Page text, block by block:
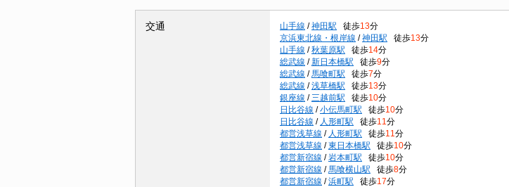
交通 山手線 / 神田駅 徒歩13分
京浜東北線・根岸線 / 神田駅 徒歩13分
山手線 / 秋葉原駅 徒歩14分
総武線 / 新日本橋駅 徒歩9分
総武線 / 馬喰町駅 徒歩7分
総武線 / 浅草橋駅 徒歩13分
銀座線 / 三越前駅 徒歩10分
日比谷線 / 小伝馬町駅 徒歩10分
日比谷線 / 人形町駅 徒歩11 分
都営浅草線 / 人形町駅 徒歩11 分
都営浅草線 / 東日本橋駅 徒歩10分
都営新宿線 / 岩本町駅 徒歩10分
都営新宿線 / 馬喰横山駅 徒歩8分
都営新宿線 / 浜町駅 徒歩17分